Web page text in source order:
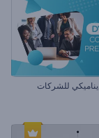
للشركات